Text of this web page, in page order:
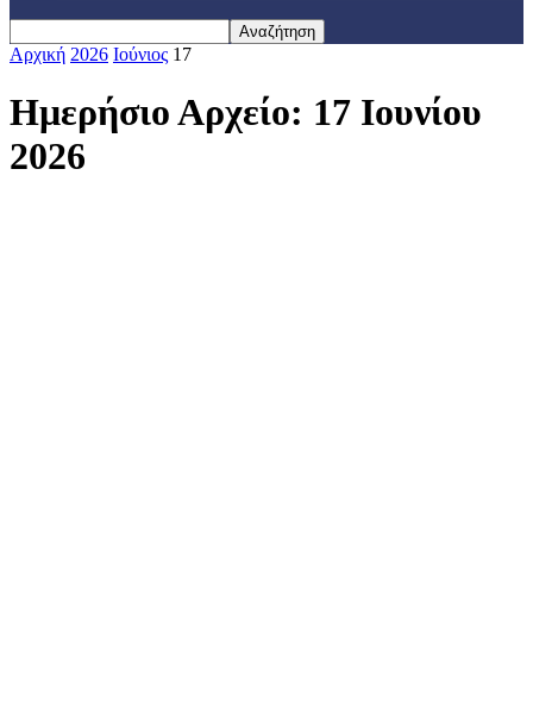
Αρχική 2026 Ιούνιος 17
Ημερήσιο Αρχείο: 17 Ιουνίου
2026